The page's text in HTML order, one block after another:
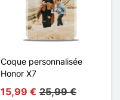
Coque personnalisée
Honor X7
15,99 € 25,99 €